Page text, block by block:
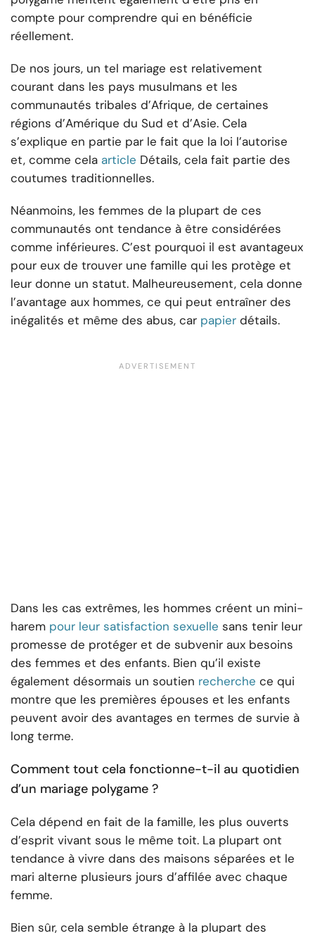
compte pour comprendre qui en bénéficie
réellement.
De nos jours, un tel mariage est relativement
courant dans les pays musulmans et les
communautés tribales d’Afrique, de certaines
régions d’Amérique du Sud et d’Asie. Cela
s’explique en partie par le fait que la loi l’autorise
et, comme cela article Détails, cela fait partie des
coutumes traditionnelles.
Néanmoins, les femmes de la plupart de ces
communautés ont tendance à être considérées
comme inférieures. C’est pourquoi il est avantageux
pour eux de trouver une famille qui les protège et
leur donne un statut. Malheureusement, cela donne
l’avantage aux hommes, ce qui peut entraîner des
inégalités et même des abus, car papier détails.
Dans les cas extrêmes, les hommes créent un mini-
harem pour leur satisfaction sexuelle sans tenir leur
promesse de protéger et de subvenir aux besoins
des femmes et des enfants. Bien qu’il existe
également désormais un soutien recherche ce qui
montre que les premières épouses et les enfants
peuvent avoir des avantages en termes de survie à
long terme.
Comment tout cela fonctionne-t-il au quotidien
d’un mariage polygame ?
Cela dépend en fait de la famille, les plus ouverts
d’esprit vivant sous le même toit. La plupart ont
tendance à vivre dans des maisons séparées et le
mari alterne plusieurs jours d’affilée avec chaque
femme.
Bien sûr, cela semble étrange à la plupart des